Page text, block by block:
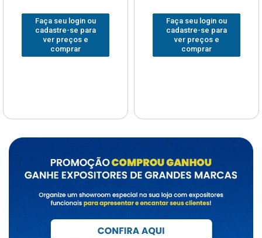
Faça seu login ou
cadastre-se para
ver preços e
comprar
Faça seu login ou
cadastre-se para
ver preços e
comprar